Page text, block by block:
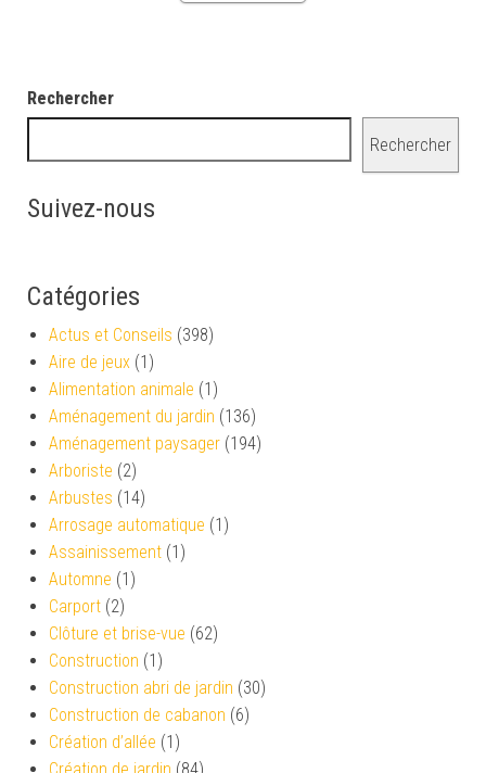
Rechercher
Rechercher
Suivez-nous
Catégories
Actus et Conseils (398)
Aire de jeux (1)
Alimentation animale (1)
Aménagement du jardin (136)
Aménagement paysager (194)
Arboriste (2)
Arbustes (14)
Arrosage automatique (1)
Assainissement (1)
Automne (1)
Carport (2)
Clôture et brise-vue (62)
Construction (1)
Construction abri de jardin (30)
Construction de cabanon (6)
Création d’allée (1)